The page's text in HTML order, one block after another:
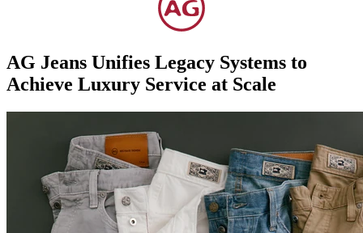
AG Jeans Unifies Legacy Systems to
Achieve Luxury Service at Scale